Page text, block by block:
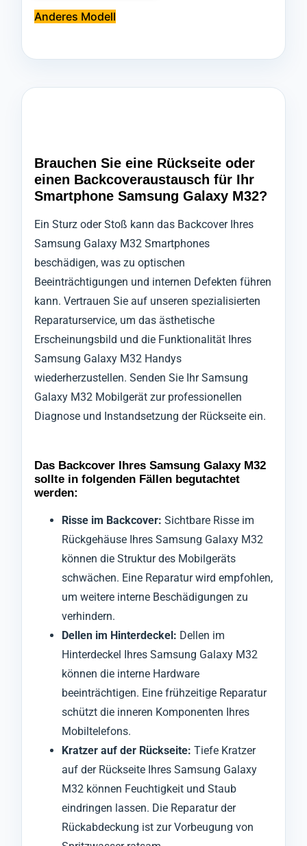
Anderes Modell
Brauchen Sie eine Rückseite oder
einen Backcoveraustausch für Ihr
Smartphone Samsung Galaxy M32?
Ein Sturz oder Stoß kann das Backcover Ihres
Samsung Galaxy M32 Smartphones
beschädigen, was zu optischen
Beeinträchtigungen und internen Defekten führen
kann. Vertrauen Sie auf unseren spezialisierten
Reparaturservice, um das ästhetische
Erscheinungsbild und die Funktionalität Ihres
Samsung Galaxy M32 Handys
wiederherzustellen. Senden Sie Ihr Samsung
Galaxy M32 Mobilgerät zur professionellen
Diagnose und Instandsetzung der Rückseite ein.
Das Backcover Ihres Samsung Galaxy M32
sollte in folgenden Fällen begutachtet
werden:
Risse im Backcover: Sichtbare Risse im
Rückgehäuse Ihres Samsung Galaxy M32
können die Struktur des Mobilgeräts
schwächen. Eine Reparatur wird empfohlen,
um weitere interne Beschädigungen zu
verhindern.
Dellen im Hinterdeckel: Dellen im
Hinterdeckel Ihres Samsung Galaxy M32
können die interne Hardware
beeinträchtigen. Eine frühzeitige Reparatur
schützt die inneren Komponenten Ihres
Mobiltelefons.
Kratzer auf der Rückseite: Tiefe Kratzer
auf der Rückseite Ihres Samsung Galaxy
M32 können Feuchtigkeit und Staub
eindringen lassen. Die Reparatur der
Rückabdeckung ist zur Vorbeugung von